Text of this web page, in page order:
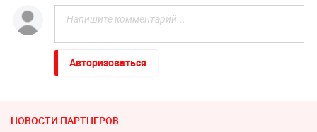
Авторизоваться
НОВОСТИ ПАРТНЕРОВ